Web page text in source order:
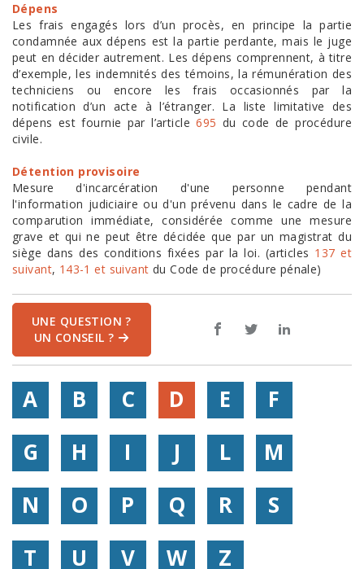
Dépens
Les frais engagés lors d’un procès, en principe la partie
condamnée aux dépens est la partie perdante, mais le juge
peut en décider autrement. Les dépens comprennent, à titre
d’exemple, les indemnités des témoins, la rémunération des
techniciens ou encore les frais occasionnés par la
notification d’un acte à l’étranger. La liste limitative des
dépens est fournie par l’article695 du code de procédure
civile.
Détention provisoire
Mesure d'incarcération d'une personne pendant
l'information judiciaire ou d'un prévenu dans le cadre de la
comparution immédiate, considérée comme une mesure
grave et qui ne peut être décidée que par un magistrat du
siège dans des conditions fixées par la loi. (articles 137 et
suivant, 143-1 et suivant du Code de procédure pénale)
UNE QUESTION ?
UN CONSEIL ?
A B C D E
F
G
H I J L
M
N
O P Q R
S
T
U V W Z